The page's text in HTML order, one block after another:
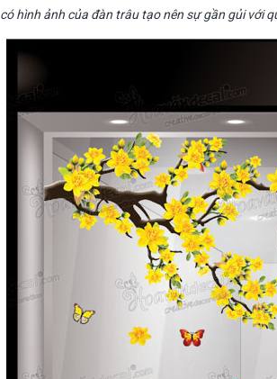
có hình ảnh của đàn trâu tạo nên sự gần gủi với